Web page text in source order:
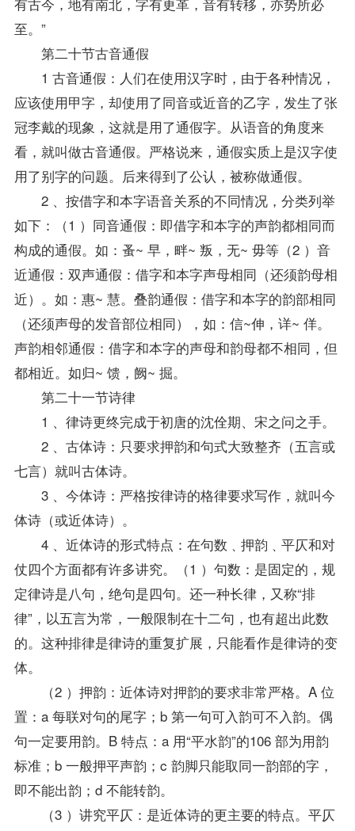
至。”
第二十节古音通假
1 古音通假：人们在使用汉字时，由于各种情况，
应该使用甲字，却使用了同音或近音的乙字，发生了张
冠李戴的现象，这就是用了通假字。从语音的角度来
看，就叫做古音通假。严格说来，通假实质上是汉字使
用了别字的问题。后来得到了公认，被称做通假。
2 、按借字和本字语音关系的不同情况，分类列举
如下：（1 ）同音通假：即借字和本字的声韵都相同而
构成的通假。如：蚤~ 早，畔~ 叛，无~ 毋等（2 ）音
近通假：双声通假：借字和本字声母相同（还须韵母相
近）。如：惠~ 慧。叠韵通假：借字和本字的韵部相同
（还须声母的发音部位相同），如：信~伸，详~ 佯。
声韵相邻通假：借字和本字的声母和韵母都不相同，但
都相近。如归~ 馈，阙~ 掘。
第二十一节诗律
1 、律诗更终完成于初唐的沈佺期、宋之问之手。
2 、古体诗：只要求押韵和句式大致整齐（五言或
七言）就叫古体诗。
3 、今体诗：严格按律诗的格律要求写作，就叫今
体诗（或近体诗）。
4 、近体诗的形式特点：在句数﹑押韵﹑平仄和对
仗四个方面都有许多讲究。（1 ）句数：是固定的，规
定律诗是八句，绝句是四句。还一种长律，又称“排
律”，以五言为常，一般限制在十二句，也有超出此数
的。这种排律是律诗的重复扩展，只能看作是律诗的变
体。
（2 ）押韵：近体诗对押韵的要求非常严格。A 位
置：a 每联对句的尾字；b 第一句可入韵可不入韵。偶
句一定要用韵。B 特点：a 用“平水韵”的106 部为用韵
标准；b 一般押平声韵；c 韵脚只能取同一韵部的字，
即不能出韵；d 不能转韵。
（3 ）讲究平仄：是近体诗的更主要的特点。平仄